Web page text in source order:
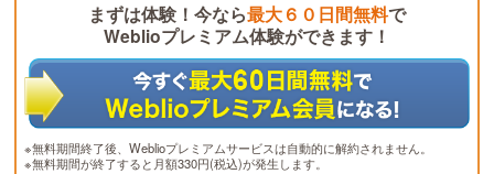
まずは体験！今なら最大６０日間無料で
Weblioプレミアム体験ができます！
※無料期間終了後、Weblioプレミアムサービスは自動的に解約されません。
※無料期間が終了すると月額330円(税込)が発生します。